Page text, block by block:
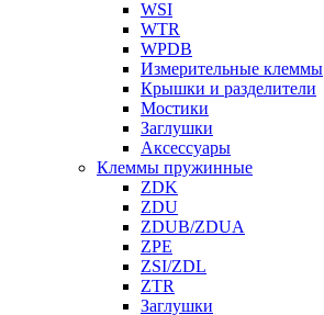
WSI
WTR
WPDB
Измерительные клеммы
Крышки и разделители
Мостики
Заглушки
Аксессуары
Клеммы пружинные
ZDK
ZDU
ZDUB/ZDUA
ZPE
ZSI/ZDL
ZTR
Заглушки